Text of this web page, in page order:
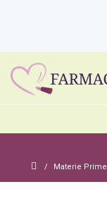
Materie Prime